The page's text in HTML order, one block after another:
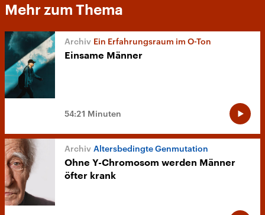
Mehr zum Thema
Ein Erfahrungsraum im O-Ton
Einsame Männer
54:21 Minuten
Altersbedingte Genmutation
Ohne Y-Chromosom werden Männer
öfter krank